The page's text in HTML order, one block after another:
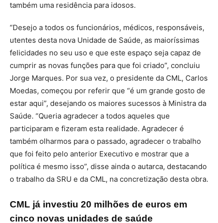
também uma residência para idosos.
“Desejo a todos os funcionários, médicos, responsáveis,
utentes desta nova Unidade de Saúde, as maioríssimas
felicidades no seu uso e que este espaço seja capaz de
cumprir as novas funções para que foi criado”, concluiu
Jorge Marques. Por sua vez, o presidente da CML, Carlos
Moedas, começou por referir que “é um grande gosto de
estar aqui”, desejando os maiores sucessos à Ministra da
Saúde. “Queria agradecer a todos aqueles que
participaram e fizeram esta realidade. Agradecer é
também olharmos para o passado, agradecer o trabalho
que foi feito pelo anterior Executivo e mostrar que a
política é mesmo isso”, disse ainda o autarca, destacando
o trabalho da SRU e da CML, na concretização desta obra.
CML já investiu 20 milhões de euros em
cinco novas unidades de saúde